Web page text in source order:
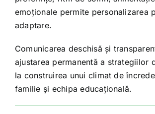
emoționale permite personalizarea
adaptare.
Comunicarea deschisă și
ajustarea permanentă a strategiilor
la construirea unui climat de
familie și echipa educațională.